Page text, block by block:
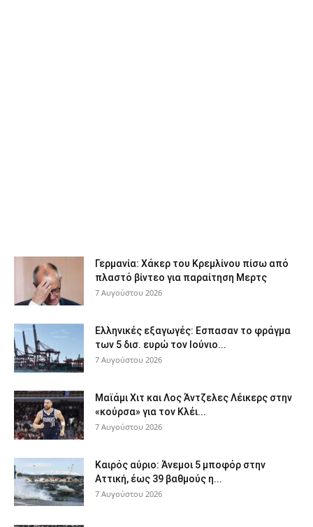
Γερμανία: Χάκερ του Κρεμλίνου πίσω από
πλαστό βίντεο για παραίτηση Μερτς
7 Αυγούστου 2026
Ελληνικές εξαγωγές: Εσπασαν το φράγμα
των 5 δισ. ευρώ τον Ιούνιο...
7 Αυγούστου 2026
Μαϊάμι Χιτ και Λος Άντζελες Λέικερς στην
«κούρσα» για τον Κλέι...
7 Αυγούστου 2026
Καιρός αύριο: Άνεμοι 5 μποφόρ στην
Αττική, έως 39 βαθμούς η...
7 Αυγούστου 2026